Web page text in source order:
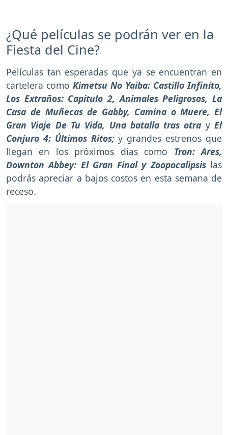
¿Qué películas se podrán ver en la
Fiesta del Cine?
Películas tan esperadas que ya se encuentran en
cartelera como Kimetsu No Yaiba: Castillo Infinito,
Los Extraños: Capítulo 2, Animales Peligrosos, La
Casa de Muñecas de Gabby, Camina o Muere, El
Gran Viaje De Tu Vida, Una batalla tras otra yEl
Conjuro 4: Últimos Ritos;y grandes estrenos que
llegan en los próximos días como Tron: Ares,
Downton Abbey: El Gran Final y Zoopocalipsis las
podrás apreciar a bajos costos en esta semana de
receso.